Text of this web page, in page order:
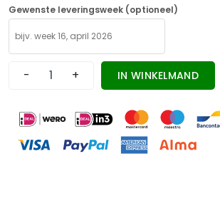
Gewenste leveringsweek (optioneel)
- + IN WINKELMAND